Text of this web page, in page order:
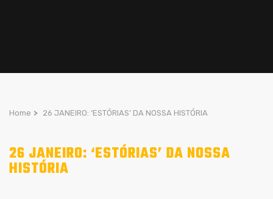
Home > 26 JANEIRO: ‘ESTÓRIAS’ DA NOSSA HISTÓRIA
26 JANEIRO: ‘ESTÓRIAS’ DA NOSSA
HISTÓRIA